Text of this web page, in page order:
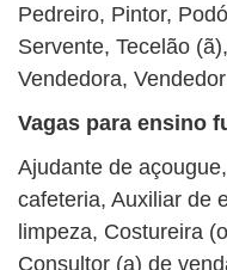
Pedreiro, Pintor,
Servente, Tecelão
Vendedora,
Vagas para ensino
Ajudante de
cafeteria, Auxiliar de
limpeza, Costureira
Consultor (a) de